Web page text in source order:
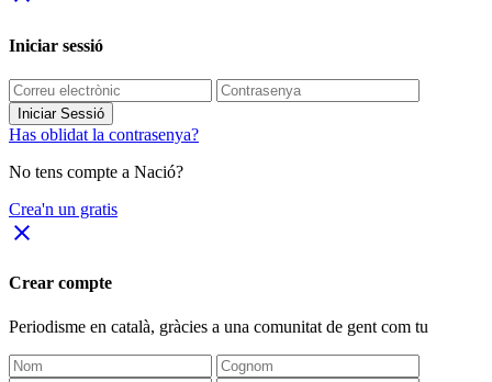
Iniciar sessió
Iniciar Sessió
Has oblidat la contrasenya?
No tens compte a Nació?
Crea'n un gratis
close
Crear compte
Periodisme en català, gràcies a una comunitat de gent com tu